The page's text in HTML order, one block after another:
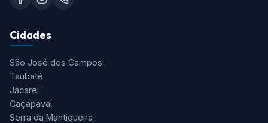
Cidades
São José dos Campos
Taubaté
Jacareí
Caçapava
Serra da Mantiqueira